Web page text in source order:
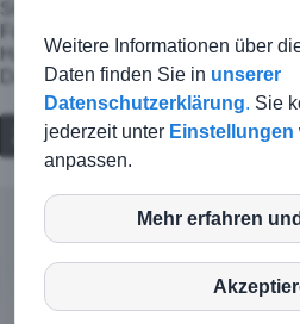
Haupt, Michel Meider - Joas
Daniel Becker, Maart Lührs - Julius
Zurück
Haftungsausschluss
Login-Intern
Weitere Informationen über
Daten finden Sie in unserer
Datenschutzerklärung. Sie
jederzeit unter Einstellungen
anpassen.
inCMS
Mehr erfahren